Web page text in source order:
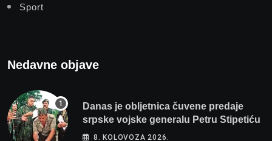
Sport
Nedavne objave
Danas je obljetnica čuvene predaje
srpske vojske generalu Petru Stipetiću
8. KOLOVOZA 2026.